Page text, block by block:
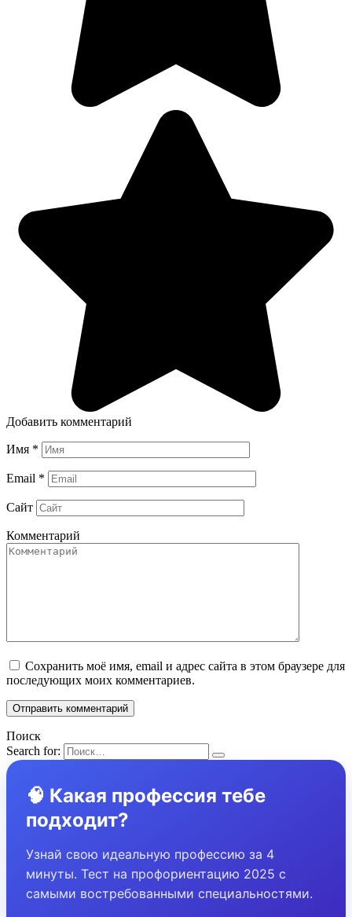
Добавить комментарий
Имя *
Email *
Сайт
Комментарий
Сохранить моё имя, email и адрес сайта в этом браузере для
последующих моих комментариев.
Поиск
Search for:
🧠 Какая профессия тебе
подходит?
Узнай свою идеальную профессию за 4
минуты. Тест на профориентацию 2025 с
самыми востребованными специальностями.